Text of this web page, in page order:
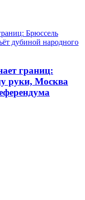
границ:
руки, Москва